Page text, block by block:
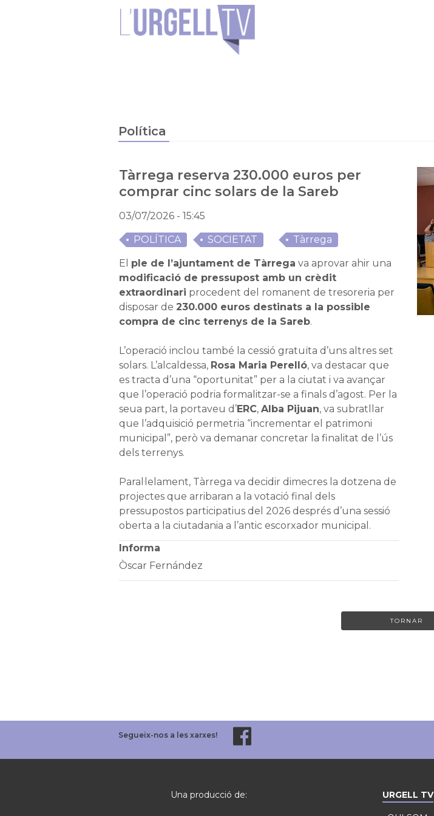
Política
Tàrrega reserva 230.000 euros per
comprar cinc solars de la Sareb
03/07/2026 - 15:45
POLÍTICA SOCIETAT Tàrrega
El ple de l’ajuntament de Tàrrega va aprovar ahir una
modificació de pressupost amb un crèdit
extraordinari procedent del romanent de tresoreria per
disposar de 230.000 euros destinats a la possible
compra de cinc terrenys de la Sareb.
L’operació inclou també la cessió gratuïta d’uns altres set
solars. L’alcaldessa, Rosa Maria Perelló, va destacar que
es tracta d’una “oportunitat” per a la ciutat i va avançar
que l’operació podria formalitzar-se a finals d’agost. Per la
seua part, la portaveu d’ERC, Alba Pijuan, va subratllar
que l’adquisició permetria “incrementar el patrimoni
municipal”, però va demanar concretar la finalitat de l’ús
dels terrenys.
Paral·lelament, Tàrrega va decidir dimecres la dotzena de
projectes que arribaran a la votació final dels
pressupostos participatius del 2026 després d’una sessió
oberta a la ciutadania a l’antic escorxador municipal.
Informa
Òscar Fernández
TORNAR
Segueix-nos a les xarxes!
Una producció de: URGELL TV